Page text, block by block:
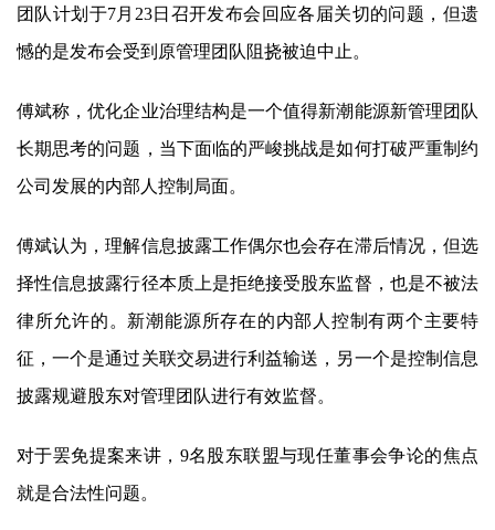
团队计划于7月23日召开发布会回应各届关切的问题，但遗
憾的是发布会受到原管理团队阻挠被迫中止。
傅斌称，优化企业治理结构是一个值得新潮能源新管理团队
长期思考的问题，当下面临的严峻挑战是如何打破严重制约
公司发展的内部人控制局面。
傅斌认为，理解信息披露工作偶尔也会存在滞后情况，但选
择性信息披露行径本质上是拒绝接受股东监督，也是不被法
律所允许的。 新潮能源所存在的内部人控制有两个主要特
征，一个是通过关联交易进行利益输送，另一个是控制信息
披露规避股东对管理团队进行有效监督。
对于罢免提案来讲，9名股东联盟与现任董事会争论的焦点
就是合法性问题。